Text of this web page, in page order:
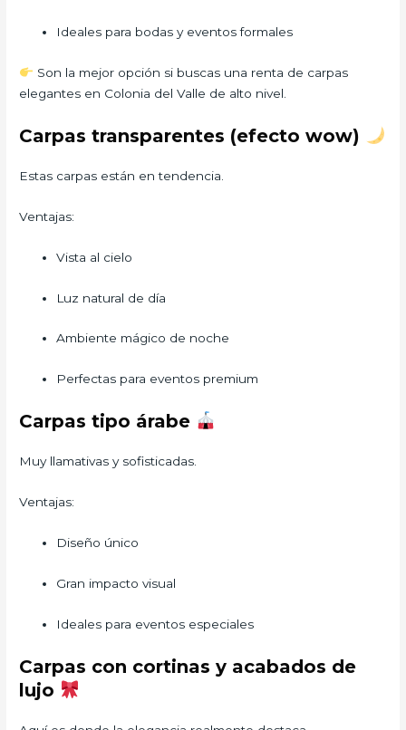
Ideales para bodas y eventos formales
Son la mejor opción si buscas una renta de carpas
elegantes en Colonia del Valle de alto nivel.
Carpas transparentes (efecto wow)
Estas carpas están en tendencia.
Ventajas:
Vista al cielo
Luz natural de día
Ambiente mágico de noche
Perfectas para eventos premium
Carpas tipo árabe
Muy llamativas y sofisticadas.
Ventajas:
Diseño único
Gran impacto visual
Ideales para eventos especiales
Carpas con cortinas y acabados de
lujo